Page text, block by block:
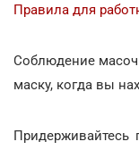
Правила для
Соблюдение
маску, когда вы